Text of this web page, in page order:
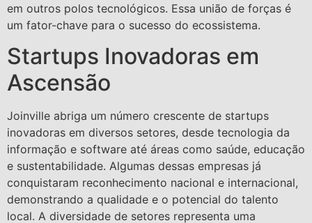
em outros polos tecnológicos. Essa união de forças é
um fator-chave para o sucesso do ecossistema.
Startups Inovadoras em
Ascensão
Joinville abriga um número crescente de startups
inovadoras em diversos setores, desde tecnologia da
informação e software até áreas como saúde, educação
e sustentabilidade. Algumas dessas empresas já
conquistaram reconhecimento nacional e internacional,
demonstrando a qualidade e o potencial do talento
local. A diversidade de setores representa uma